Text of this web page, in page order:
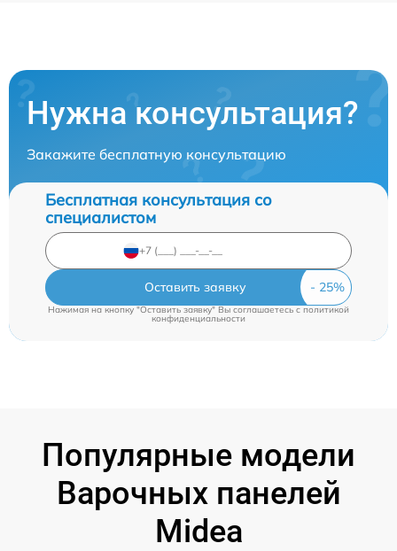
Нужна консультация?
Закажите бесплатную консультацию
Бесплатная консультация со
специалистом
Оставить заявку
Нажимая на кнопку "Оставить заявку" Вы соглашаетесь cполитикой
конфиденциальности
Популярные модели
Варочных панелей
Midea